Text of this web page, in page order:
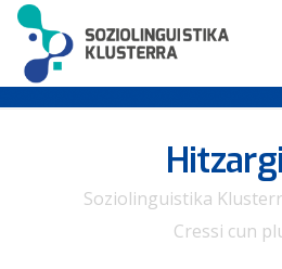
Soziolinguistika
Cressi cun